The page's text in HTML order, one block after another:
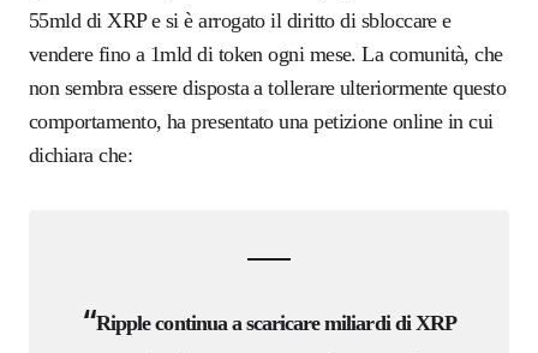
55mld di XRP e si è arrogato il diritto di sbloccare e
vendere fino a 1mld di token ogni mese. La comunità, che
non sembra essere disposta a tollerare ulteriormente questo
comportamento, ha presentato una petizione online in cui
dichiara che:
“Ripple continua a scaricare miliardi di XRP